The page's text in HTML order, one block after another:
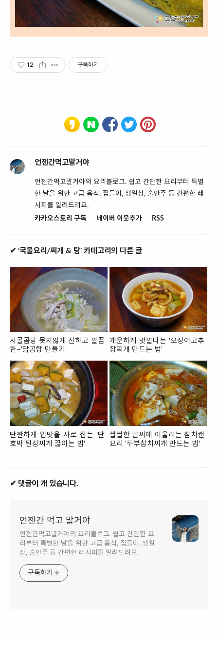
12 구독하기
언젠간먹고말거야
언젠간먹고말거야의 요리블로그. 쉽고 간단한 요리부터 특별
한 날을 위한 고급 음식, 집들이, 생일상, 술안주 등 간편한 레
시피를 알려드려요.
카카오스토리 구독
네이버 이웃추가 RSS
✔ '국물요리/찌개 & 탕' 카테고리의 다른 글
사골곰탕 못지않게 진하고 깔끔
한~'닭곰탕 만들기'
개운하게 맛깔나는 '오징어고추
장찌개 만드는 법'
단짠하게 입맛을 사로 잡는 '단
호박 된장찌개 끓이는 법'
쌀쌀한 날씨에 어울리는 참치캔
요리 '두부참치찌개 만드는 법'
✔ 댓글이 개 있습니다.
언젠간 먹고 말거야
언젠간먹고말거야의 요리블로그. 쉽고 간단한 요
리부터 특별한 날을 위한 고급 음식, 집들이, 생일
상, 술안주 등 간편한 레시피를 알려드려요.
구독하기